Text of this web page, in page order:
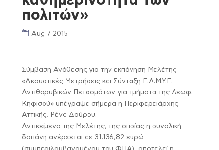
πολιτών»
Aug 7 2015
Σύμβαση Ανάθεσης για την εκπόνηση Μελέτης
«Ακουστικές Μετρήσεις και Σύνταξη Ε.Α.Μ.Υ.Ε.
Αντιθορυβικών Πετασμάτων για τμήματα της Λεωφ.
Κηφισού» υπέγραψε σήμερα η Περιφερειάρχης
Αττικής, Ρένα Δούρου.
Αντικείμενο της Μελέτης, της οποίας η συνολική
δαπάνη ανέρχεται σε 31.136,82 ευρώ
(συμπεριλαμβανομένου του ΦΠΑ), αποτελεί η